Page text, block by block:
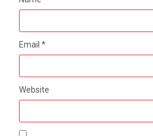
Email*
Website